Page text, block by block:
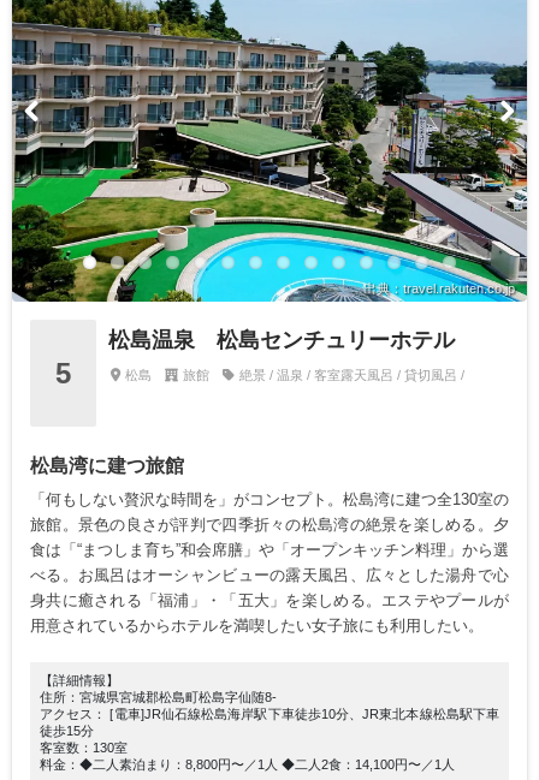
出典：travel.rakuten.co.jp
5
松島温泉 松島センチュリーホテル
松島 旅館 絶景 / 温泉 / 客室露天風呂 / 貸切風呂 /
松島湾に建つ旅館
「何もしない贅沢な時間を」がコンセプト。松島湾に建つ全130室の
旅館。景色の良さが評判で四季折々の松島湾の絶景を楽しめる。夕
食は「“まつしま育ち”和会席膳」や「オープンキッチン料理」から選
べる。お風呂はオーシャンビューの露天風呂、広々とした湯舟で心
身共に癒される「福浦」・「五大」を楽しめる。エステやプールが
用意されているからホテルを満喫したい女子旅にも利用したい。
【詳細情報】
住所：宮城県宮城郡松島町松島字仙随8-
アクセス： [電車]JR仙石線松島海岸駅下車徒歩10分、JR東北本線松島駅下車
徒歩15分
客室数：130室
料金：◆二人素泊まり：8,800円〜／1人 ◆二人2食：14,100円〜／1人